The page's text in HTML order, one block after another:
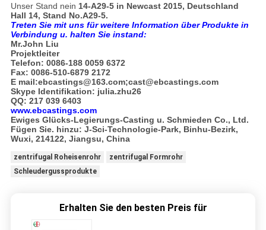
Unser Stand nein 14-A29-5 in Newcast 2015, Deutschland
Hall 14, Stand No.A29-5.
Treten Sie mit uns für weitere Information über Produkte in
Verbindung u. halten Sie instand:
Mr.John Liu
Projektleiter
Telefon: 0086-188 0059 6372
Fax: 0086-510-6879 2172
E mail:ebcastings@163.com;cast@ebcastings.com
Skype Identifikation: julia.zhu26
QQ: 217 039 6403
www.ebcastings.com
Ewiges Glücks-Legierungs-Casting u. Schmieden Co., Ltd.
Fügen Sie. hinzu: J-Sci-Technologie-Park, Binhu-Bezirk,
Wuxi, 214122, Jiangsu, China
zentrifugal Roheisenrohr
zentrifugal Formrohr
Schleudergussprodukte
Erhalten Sie den besten Preis für